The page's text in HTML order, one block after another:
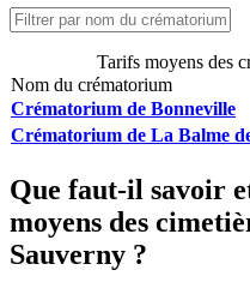
Tarifs moyens des
Nom du crématorium
Crématorium de Bonneville
Crématorium de La Balme
Que faut-il savoir
moyens des
Sauverny ?